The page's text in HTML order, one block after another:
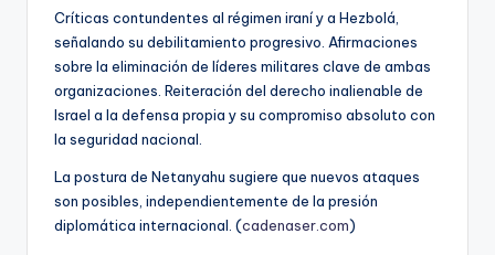
Críticas contundentes al régimen iraní y a Hezbolá,
señalando su debilitamiento progresivo. Afirmaciones
sobre la eliminación de líderes militares clave de ambas
organizaciones. Reiteración del derecho inalienable de
Israel a la defensa propia y su compromiso absoluto con
la seguridad nacional.
La postura de Netanyahu sugiere que nuevos ataques
son posibles, independientemente de la presión
diplomática internacional. (cadenaser.com)